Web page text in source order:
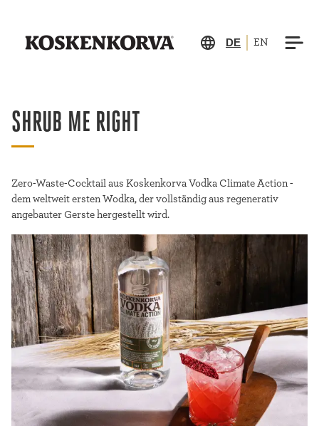
DE EN
SHRUB ME RIGHT
Zero-Waste-Cocktail aus Koskenkorva Vodka Climate Action -
dem weltweit ersten Wodka, der vollständig aus regenerativ
angebauter Gerste hergestellt wird.